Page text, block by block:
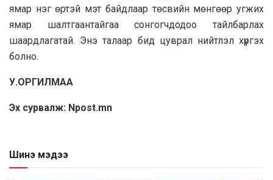
ямар нэг өртэй мэт байдлаар төсвийн мөнгөөр угжих
ямар шалтгаантайгаа сонгогчдодоо тайлбарлах
шаардлагатай. Энэ талаар бид цуврал нийтлэл хүргэх
болно.
У.ОРГИЛМАА
Эх сурвалж: Npost.mn
Шинэ мэдээ